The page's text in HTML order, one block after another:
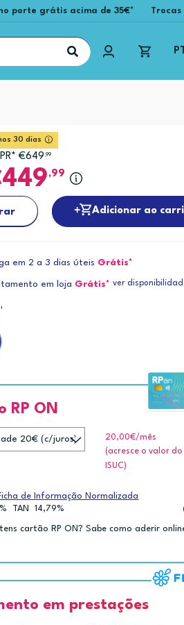
porte grátis acima de 35€* Trocas
30 dias
€649 ,99
449 ,99
Adicionar ao
em 2 a 3 dias úteis Grátis*
em loja Grátis* ver
RP ON
20,00€/mês
(acresce o valor do
ISUC)
de Informação Normalizada
TAN 14,79%
cartão RP ON? Sabe como aderir
em prestações